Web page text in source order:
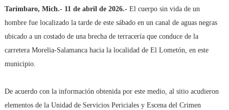
Tarímbaro, Mich.- 11 de abril de 2026.-El cuerpo sin vida de un
hombre fue localizado la tarde de este sábado en un canal de aguas negras
ubicado a un costado de una brecha de terracería que conduce de la
carretera Morelia-Salamanca hacia la localidad de El Lometón, en este
municipio.
De acuerdo con la información obtenida por este medio, al sitio acudieron
elementos de la Unidad de Servicios Periciales y Escena del Crimen